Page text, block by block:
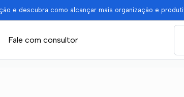
e descubra como alcançar mais organização e
Fale com consultor